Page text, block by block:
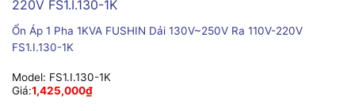
Ổn Áp 1 Pha 1KVA FUSHIN Dải 130V~250V Ra 110V-220V
FS1.I.130-1K
Model: FS1.I.130-1K
Giá:1,425,000₫